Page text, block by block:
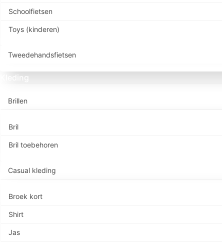
Schoolfietsen
Toys (kinderen)
Tweedehandsfietsen
Kleding
Brillen
Bril
Bril toebehoren
Casual kleding
Broek kort
Shirt
Jas